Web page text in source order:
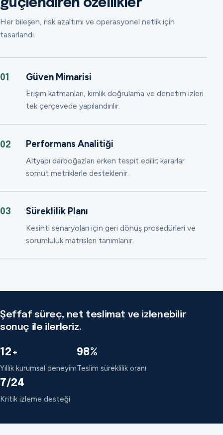
güçlendiren özellikler
Her bileşen, risk azaltımı ve operasyonel netlik için
tasarlandı.
01 Güven Mimarisi
Erişim katmanları, kimlik doğrulama ve denetim izleri
tek çerçevede yapılandırılır.
02 Performans Analitiği
Altyapı darboğazları erken tespit edilir; kararlar
somut metriklerle desteklenir.
03 Süreklilik Planı
Kesinti senaryoları için geri dönüş prosedürleri ve
sorumluluk matrisleri tanımlanır.
Şeffaf süreç, net teslimat ve izlenebilir
sonuç ile ilerleriz.
12+
Yıllık kurumsal deneyim
98%
Teslim süreklilik oranı
7/24
Kritik izleme desteği